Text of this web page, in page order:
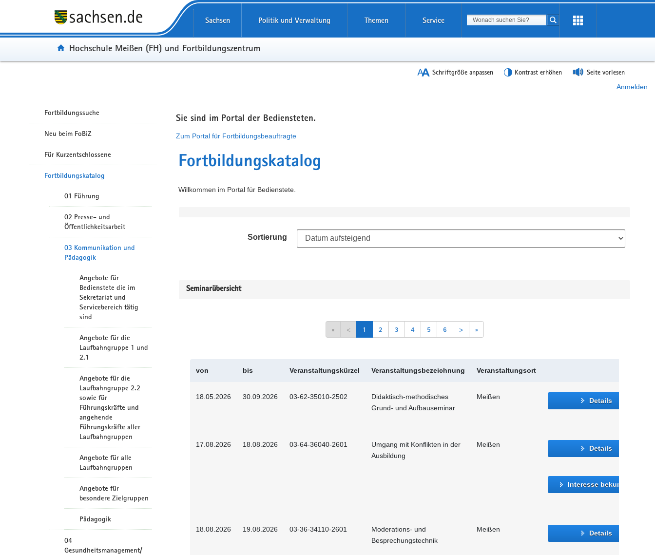
Sachsen Politik und Verwaltung Themen Service Suchbegriff
Suche starten
Portal:
Hochschule Meißen (FH) und Fortbildungszentrum
Schriftgröße anpassen Kontrast erhöhen Seite vorlesen
Anmelden
Fortbildungssuche
Neu beim FoBiZ
Für Kurzentschlossene
Fortbildungskatalog
01 Führung
02 Presse- und
Öffentlichkeitsarbeit
03 Kommunikation und
Pädagogik
Angebote für
Bedienstete die im
Sekretariat und
Servicebereich tätig
sind
Angebote für die
Laufbahngruppe 1 und
2.1
Angebote für die
Laufbahngruppe 2.2
sowie für
Führungskräfte und
angehende
Führungskräfte aller
Laufbahngruppen
Angebote für alle
Laufbahngruppen
Angebote für
besondere Zielgruppen
Pädagogik
04
Gesundheitsmanagement/
Sie sind im Portal der Bediensteten.
Zum Portal für Fortbildungsbeauftragte
Fortbildungskatalog
Willkommen im Portal für Bedienstete.
Sortierung
Seminarübersicht
« < 1 2 3 4 5 6 > »
von bis Veranstaltungskürzel Veranstaltungsbezeichnung Veranstaltungsort
18.05.2026 30.09.2026 03-62-35010-2502
Didaktisch-methodisches
Grund- und Aufbauseminar
Meißen Details
17.08.2026 18.08.2026 03-64-36040-2601
Umgang mit Konflikten in der
Ausbildung
Meißen Details
Interesse bekunden
18.08.2026 19.08.2026 03-36-34110-2601
Moderations- und
Besprechungstechnik
Meißen Details